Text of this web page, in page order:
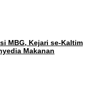
MBG, Kejari se-Kaltim
Makanan